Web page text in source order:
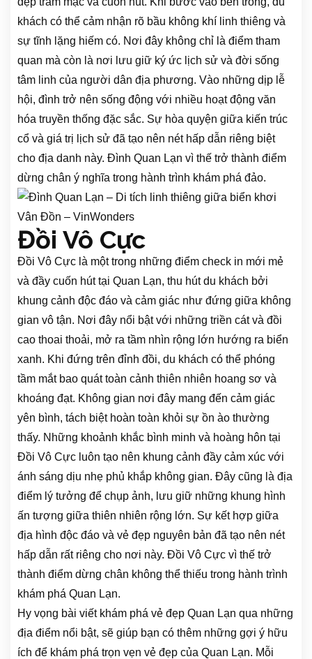
khách có thể cảm nhận rõ bầu không khí linh thiêng và
sự tĩnh lặng hiếm có. Nơi đây không chỉ là điểm tham
quan mà còn là nơi lưu giữ ký ức lịch sử và đời sống
tâm linh của người dân địa phương. Vào những dịp lễ
hội, đình trở nên sống động với nhiều hoạt động văn
hóa truyền thống đặc sắc. Sự hòa quyện giữa kiến trúc
cổ và giá trị lịch sử đã tạo nên nét hấp dẫn riêng biệt
cho địa danh này. Đình Quan Lạn vì thế trở thành điểm
dừng chân ý nghĩa trong hành trình khám phá đảo.
Đồi Vô Cực
Đồi Vô Cực là một trong những điểm check in mới mẻ
và đầy cuốn hút tại Quan Lạn, thu hút du khách bởi
khung cảnh độc đáo và cảm giác như đứng giữa không
gian vô tận. Nơi đây nổi bật với những triền cát và đồi
cao thoai thoải, mở ra tầm nhìn rộng lớn hướng ra biển
xanh. Khi đứng trên đỉnh đồi, du khách có thể phóng
tầm mắt bao quát toàn cảnh thiên nhiên hoang sơ và
khoáng đạt. Không gian nơi đây mang đến cảm giác
yên bình, tách biệt hoàn toàn khỏi sự ồn ào thường
thấy. Những khoảnh khắc bình minh và hoàng hôn tại
Đồi Vô Cực luôn tạo nên khung cảnh đầy cảm xúc với
ánh sáng dịu nhẹ phủ khắp không gian. Đây cũng là địa
điểm lý tưởng để chụp ảnh, lưu giữ những khung hình
ấn tượng giữa thiên nhiên rộng lớn. Sự kết hợp giữa
địa hình độc đáo và vẻ đẹp nguyên bản đã tạo nên nét
hấp dẫn rất riêng cho nơi này. Đồi Vô Cực vì thế trở
thành điểm dừng chân không thể thiếu trong hành trình
khám phá Quan Lạn.
Hy vọng bài viết khám phá vẻ đẹp Quan Lạn qua những
địa điểm nổi bật, sẽ giúp bạn có thêm những gợi ý hữu
ích để khám phá trọn vẹn vẻ đẹp của Quan Lạn. Mỗi